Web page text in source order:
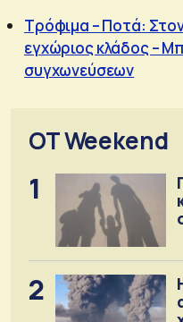
Τρόφιμα – Ποτά:
εγχώριος κλάδος –
συγχωνεύσεων
OT Weekend
1
2